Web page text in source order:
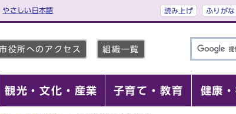
やさしい日本語 読み上げ ふりがな
役所へのアクセス 組織一覧
観光・文化・産業 子育て・教育 健康